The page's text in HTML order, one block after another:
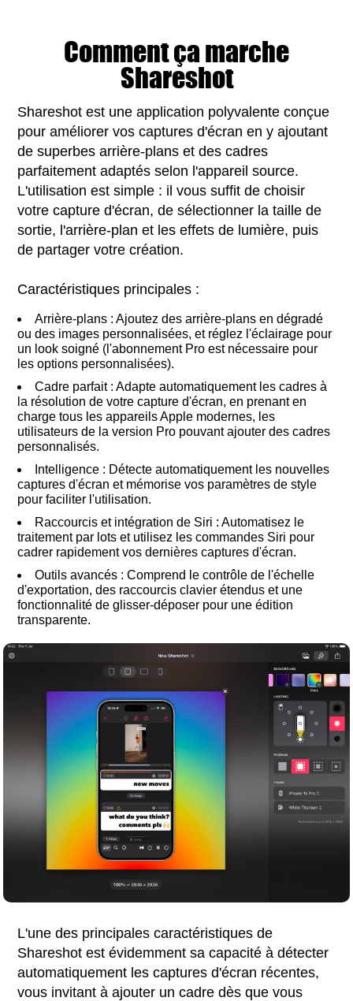
Comment ça marche
Shareshot
Shareshot est une application polyvalente conçue
pour améliorer vos captures d'écran en y ajoutant
de superbes arrière-plans et des cadres
parfaitement adaptés selon l'appareil source.
L'utilisation est simple : il vous suffit de choisir
votre capture d'écran, de sélectionner la taille de
sortie, l'arrière-plan et les effets de lumière, puis
de partager votre création.
Caractéristiques principales :
Arrière-plans : Ajoutez des arrière-plans en dégradé
ou des images personnalisées, et réglez l'éclairage pour
un look soigné (l'abonnement Pro est nécessaire pour
les options personnalisées).
Cadre parfait : Adapte automatiquement les cadres à
la résolution de votre capture d'écran, en prenant en
charge tous les appareils Apple modernes, les
utilisateurs de la version Pro pouvant ajouter des cadres
personnalisés.
Intelligence : Détecte automatiquement les nouvelles
captures d'écran et mémorise vos paramètres de style
pour faciliter l'utilisation.
Raccourcis et intégration de Siri : Automatisez le
traitement par lots et utilisez les commandes Siri pour
cadrer rapidement vos dernières captures d'écran.
Outils avancés : Comprend le contrôle de l'échelle
d'exportation, des raccourcis clavier étendus et une
fonctionnalité de glisser-déposer pour une édition
transparente.
L'une des principales caractéristiques de
Shareshot est évidemment sa capacité à détecter
automatiquement les captures d'écran récentes,
vous invitant à ajouter un cadre dès que vous